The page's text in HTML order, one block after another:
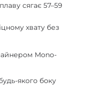
сягає 57–59
хвату без
Mono-
якого боку